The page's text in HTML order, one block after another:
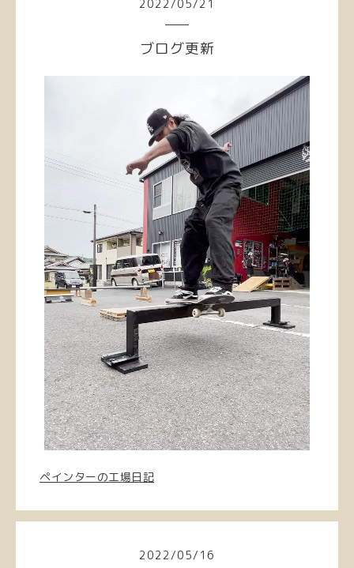
2022/05/21
ブログ更新
ペインターの工場日記
2022/05/ 16